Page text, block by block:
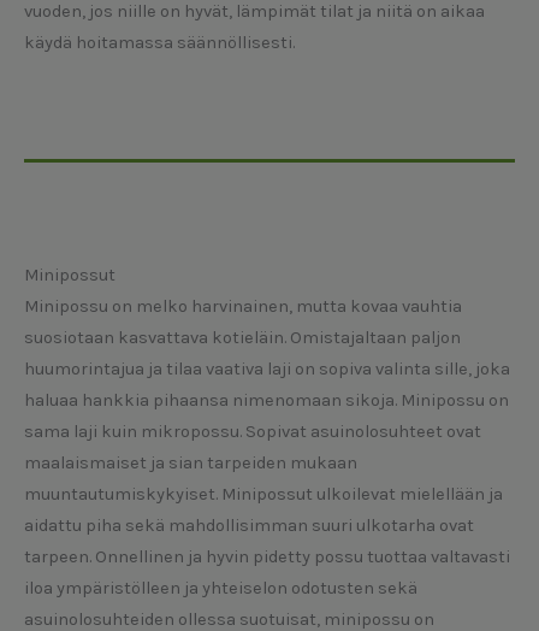
vuoden, jos niille on hyvät, lämpimät tilat ja niitä on aikaa
käydä hoitamassa säännöllisesti.
Minipossut
Minipossu on melko harvinainen, mutta kovaa vauhtia
suosiotaan kasvattava kotieläin. Omistajaltaan paljon
huumorintajua ja tilaa vaativa laji on sopiva valinta sille, joka
haluaa hankkia pihaansa nimenomaan sikoja. Minipossu on
sama laji kuin mikropossu. Sopivat asuinolosuhteet ovat
maalaismaiset ja sian tarpeiden mukaan
muuntautumiskykyiset. Minipossut ulkoilevat mielellään ja
aidattu piha sekä mahdollisimman suuri ulkotarha ovat
tarpeen. Onnellinen ja hyvin pidetty possu tuottaa valtavasti
iloa ympäristölleen ja yhteiselon odotusten sekä
asuinolosuhteiden ollessa suotuisat, minipossu on